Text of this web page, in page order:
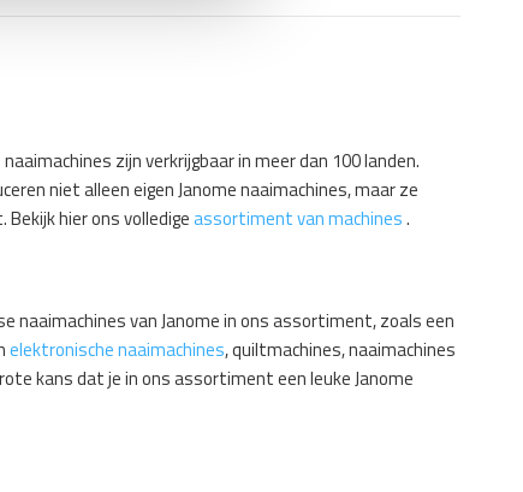
zijn verkrijgbaar in meer dan 100 landen.
niet alleen eigen Janome naaimachines, maar ze
Bekijk hier ons volledigeassortiment van machines.
naaimachines van Janome in ons assortiment, zoals een
elektronische naaimachines, quiltmachines, naaimachines
kans dat je in ons assortiment een leuke Janome